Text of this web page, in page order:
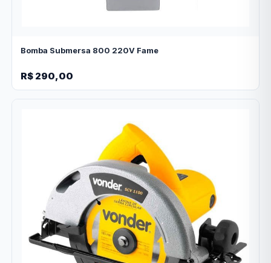
Bomba Submersa 800 220V Fame
R$ 290,00